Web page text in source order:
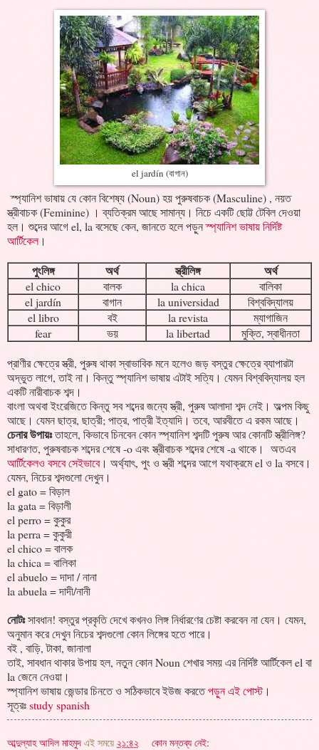
el jardín (বাগান)
স্প্যানিশ ভাষায় যে কোন বিশেষ্য (Noun) হয় পুরুষবাচক (Masculine) , নয়ত
স্ত্রীবাচক (Feminine) । ব্যতিক্রম আছে সামান্য। নিচে একটি ছোট্ট টেবিল দেওয়া
হল। শুব্দের আগে el, la বসেছে কেন, জানতে হলে পড়ুনস্প্যানিশ ভাষায় নির্দিষ্ট
আর্টিকেল।
পুংলিঙ্গ অর্থ স্ত্রীলিঙ্গ অর্থ
el chico বালক la chica
বালিকা
el jardín
বাগান la universidad
বিশ্ববিদ্যালয়
el libro
বই la revista
ম্যাগাজিন
fear
ভয় la libertad
মুক্তি, স্বাধীনতা
প্রাণীর ক্ষেত্রে স্ত্রী, পুরুষ থাকা স্বাভাবিক মনে হলেও জড় বস্তুর ক্ষেত্রে ব্যাপারটা
অদ্ভুত লাগে, তাই না। কিন্তু স্প্যানিশ ভাষায় এটাই সত্যি। যেমন বিশ্ববিদ্যালয় হল
একটি নারীবাচক শব্দ।
বাংলা অথবা ইংরেজিতে কিন্তু সব শব্দের জন্যে স্ত্রী, পুরুষ আলাদা শব্দ নেই। অল্পম কিছু
আছে। যেমন ছাত্র, ছাত্রী; পাত্র, পাত্রী ইত্যাদি। তবে, আরবীতে এ রকম আছে।
চেনার উপায়ঃতাহলে, কিভাবে চিনবেন কোন স্প্যানিশ শব্দটি পুরুষ আর কোনটি স্ত্রীলিঙ্গ?
সাধারণত, পুরুষবাচক শব্দের শেষে -o এবং স্ত্রীবাচক শব্দের শেষে -a থাকে। অতএব
আর্টিকেলও বসবে সেইভাবে। অর্থ্যাৎ, পুং ও স্ত্রী শব্দের আগে যথাক্রমে el ও la বসবে।
যেমন, নিচের শব্দগুলো দেখুন।
el gato = বিড়াল
la gata = বিড়ালী
el perro = কুকুর
la perra = কুকুরী
el chico = বালক
la chica = বালিকা
el abuelo = দাদা / নানা
la abuela = দাদী/নানী
নোটঃসাবধান! বস্তুর প্রকৃতি দেখে কখনও লিঙ্গ নির্ধারণের চেষ্টা করবেন না যেন। যেমন,
অনুমান করে দেখুন নিচের শব্দগুলো কোন লিঙ্গের হতে পারে।
বই , বাড়ি, টাকা, জানালা
তাই, সাবধান থাকার উপায় হল, নতুন কোন Noun শেখার সময় এর নির্দিষ্ট আর্টিকেল el বা
la জেনে নেওয়া।
স্প্যানিশ ভাষায় জেন্ডার চিনতে ও সঠিকভাবে ইউজ করতেপড়ুন এই পোস্ট।
সূত্রঃstudy spanish
আব্দুল্যাহ আদিল মাহমুদ এই সময়ে ২১:৪২ কোন মন্তব্য নেই: